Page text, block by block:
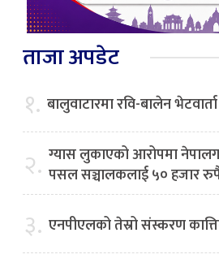
ताजा अपडेट
१. बालुवाटारमा रवि-बालेन भेटवार्ता
२. ग्यास लुकाएको आरोपमा
पसल सञ्चालकलाई ५० हजार
३. एनपीएलको तेस्रो संस्करण